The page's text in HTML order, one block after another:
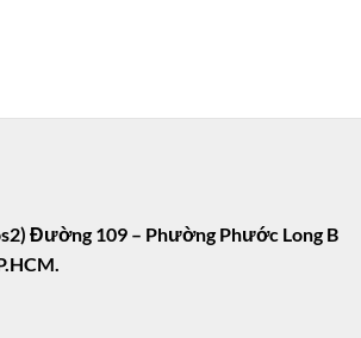
Đường 109 – Phường Phước Long B